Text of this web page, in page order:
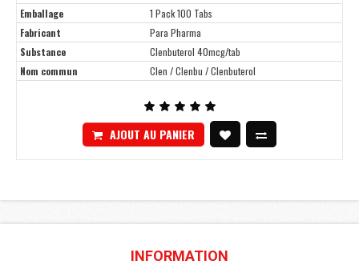
Emballage
1 Pack 100 Tabs
Fabricant
Para Pharma
Substance
Clenbuterol 40mcg/tab
Nom commun
Clen / Clenbu / Clenbuterol
AJOUT AU PANIER
INFORMATION